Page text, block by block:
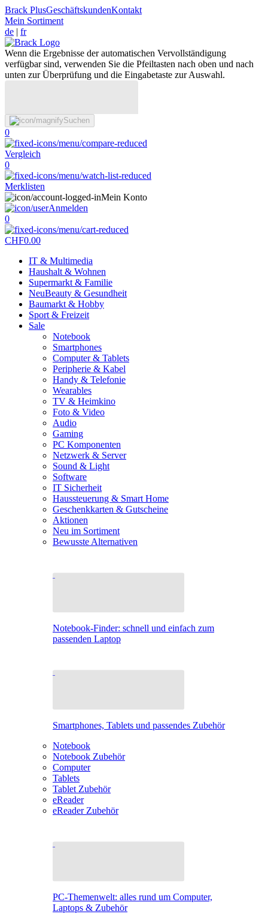
Brack PlusGeschäftskundenKontakt
Mein Sortiment
de | fr
Wenn die Ergebnisse der automatischen Vervollständigung
verfügbar sind, verwenden Sie die Pfeiltasten nach oben und nach
unten zur Überprüfung und die Eingabetaste zur Auswahl.
Suchen
0
Vergleich
0
Merklisten
Mein Konto
Anmelden
0
CHF0.00
IT & Multimedia
Haushalt & Wohnen
Supermarkt & Familie
NeuBeauty & Gesundheit
Baumarkt & Hobby
Sport & Freizeit
Sale
Notebook
Smartphones
Computer & Tablets
Peripherie & Kabel
Handy & Telefonie
Wearables
TV & Heimkino
Foto & Video
Audio
Gaming
PC Komponenten
Netzwerk & Server
Sound & Light
Software
IT Sicherheit
Haussteuerung & Smart Home
Geschenkkarten & Gutscheine
Aktionen
Neu im Sortiment
Bewusste Alternativen
Notebook-Finder: schnell und einfach zum
passenden Laptop
Smartphones, Tablets und passendes Zubehör
Notebook
Notebook Zubehör
Computer
Tablets
Tablet Zubehör
eReader
eReader Zubehör
PC-Themenwelt: alles rund um Computer,
Laptops & Zubehör